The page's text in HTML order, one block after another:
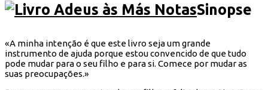
Sinopse
«A minha intenção é que este livro seja um grande
instrumento de ajuda porque estou convencido de que tudo
pode mudar para o seu filho e para si. Comece por mudar as
suas preocupações.»